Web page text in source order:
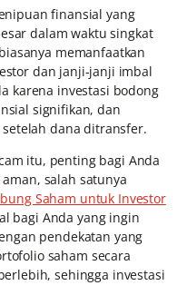
finansial yang
dalam waktu singkat
memanfaatkan
dan janji-janji imbal
karena investasi bodong
signifikan, dan
dana ditransfer.
itu, penting bagi Anda
salah satunya
Saham untuk Investor
bagi Anda yang ingin
pendekatan yang
saham secara
sehingga investasi